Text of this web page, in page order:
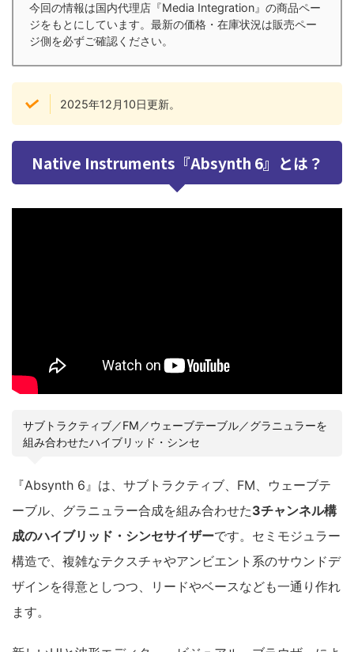
今回の情報は国内代理店『Media Integration』の商品ペー
ジをもとにしています。最新の価格・在庫状況は販売ペー
ジ側を必ずご確認ください。
2025年12月10日更新。
Native Instruments『Absynth 6』とは？
サブトラクティブ／FM／ウェーブテーブル／グラニュラーを
組み合わせたハイブリッド・シンセ
『Absynth 6』は、サブトラクティブ、FM、ウェーブテ
ーブル、グラニュラー合成を組み合わせた3チャンネル構
成のハイブリッド・シンセサイザーです。セミモジュラー
構造で、複雑なテクスチャやアンビエント系のサウンドデ
ザインを得意としつつ、リードやベースなども一通り作れ
ます。